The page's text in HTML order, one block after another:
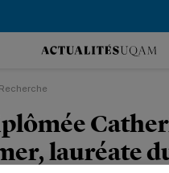
Recherche
lauréate